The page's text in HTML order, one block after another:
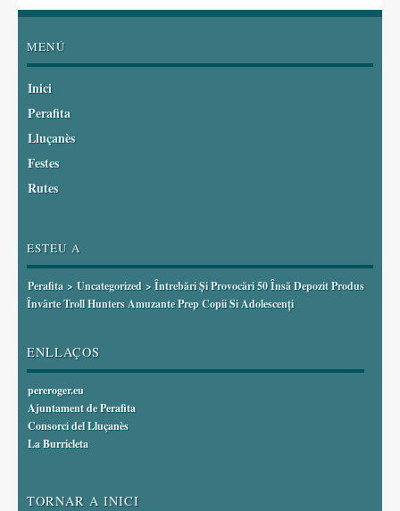
MENÚ
Inici
Perafita
Lluçanès
Festes
Rutes
ESTEU A
Perafita > Uncategorized > Întrebări Și Provocări 50 Însă Depozit Produs
Învârte Troll Hunters Amuzante Prep Copii Si Adolescenți
ENLLAÇOS
pereroger.eu
Ajuntament de Perafita
Consorci del Lluçanès
La Burricleta
TORNAR A INICI